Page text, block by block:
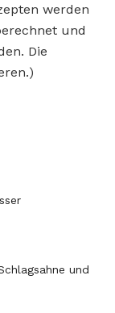
werden
und
Die
und